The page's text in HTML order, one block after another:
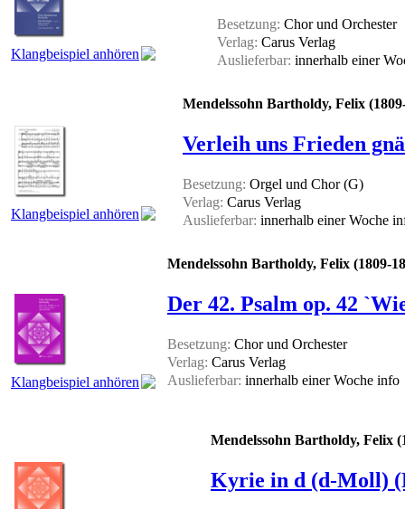
Klangbeispiel anhören
Besetzung: Chor und Orchester
Verlag: Carus Verlag
Auslieferbar: innerhalb einer
Klangbeispiel anhören
Mendelssohn Bartholdy, Felix
Verleih uns Frieden
Besetzung: Orgel und Chor (G)
Verlag: Carus Verlag
Auslieferbar: innerhalb einer Woche
Klangbeispiel anhören
Mendelssohn Bartholdy, Felix (1809-
Der 42. Psalm op. 42
Besetzung: Chor und Orchester
Verlag: Carus Verlag
Auslieferbar: innerhalb einer Woche info
Mendelssohn Bartholdy, Felix
Kyrie in d (d-Moll)